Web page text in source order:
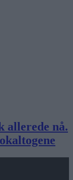
allerede nå.